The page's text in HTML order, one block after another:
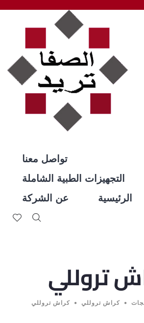
تواصل معنا
التجهيزات الطبية الشاملة
عن الشركة
الرئيسية
تروللي
كراش تروللي كراش تروللي